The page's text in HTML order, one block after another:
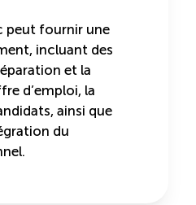
peut fournir une
incluant des
et la
d’emploi, la
ainsi que
du